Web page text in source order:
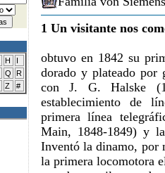
H
I
Q
R
Z #
1 Un visitante nos
obtuvo en 1842 su
dorado y plateado por
con J. G. Halske
establecimiento de
primera línea
Main, 1848-1849) y
Inventó la dinamo, por
la primera locomotora